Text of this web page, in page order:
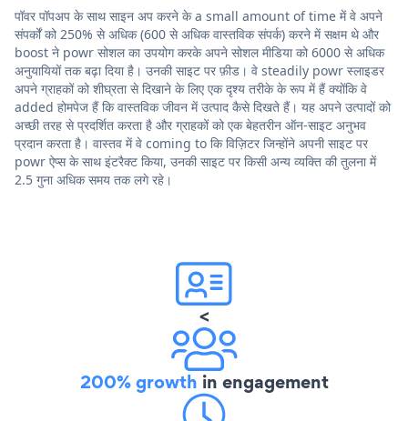
पॉवर पॉपअप के साथ साइन अप करने के a small amount of time में वे अपने
संपर्कों को 250% से अधिक (600 से अधिक वास्तविक संपर्क) करने में सक्षम थे और
boost ने powr सोशल का उपयोग करके अपने सोशल मीडिया को 6000 से अधिक
अनुयायियों तक बढ़ा दिया है। उनकी साइट पर फ़ीड। वे steadily powr स्लाइडर
अपने ग्राहकों को शीघ्रता से दिखाने के लिए एक दृश्य तरीके के रूप में हैं क्योंकि वे
added होमपेज हैं कि वास्तविक जीवन में उत्पाद कैसे दिखते हैं। यह अपने उत्पादों को
अच्छी तरह से प्रदर्शित करता है और ग्राहकों को एक बेहतरीन ऑन-साइट अनुभव
प्रदान करता है। वास्तव में वे coming to कि विज़िटर जिन्होंने अपनी साइट पर
powr ऐप्स के साथ इंटरैक्ट किया, उनकी साइट पर किसी अन्य व्यक्ति की तुलना में
2.5 गुना अधिक समय तक लगे रहे।
<
200% growth in engagement